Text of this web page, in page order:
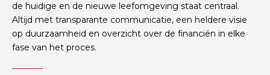
de huidige en de nieuwe leefomgeving staat centraal.
Altijd met transparante communicatie, een heldere visie
op duurzaamheid en overzicht over de financiën in elke
fase van het proces.